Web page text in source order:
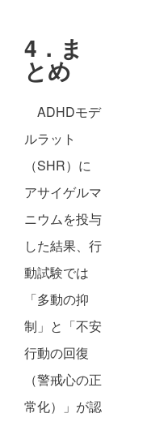
4．ま
とめ
ADHDモデ
ルラット
（SHR）に
アサイゲルマ
ニウムを投与
した結果、行
動試験では
「多動の抑
制」と「不安
行動の回復
（警戒心の正
常化）」が認